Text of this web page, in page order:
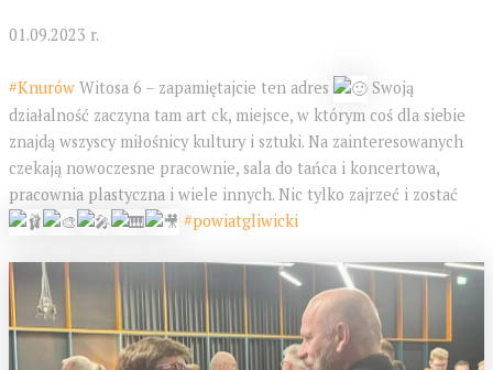
01.09.2023 r.
#KnurówWitosa 6 – zapamiętajcie ten adres
Swoją
działalność zaczyna tam art ck, miejsce, w którym coś dla siebie
znajdą wszyscy miłośnicy kultury i sztuki. Na zainteresowanych
czekają nowoczesne pracownie, sala do tańca i koncertowa,
pracownia plastyczna i wiele innych. Nic tylko zajrzeć i zostać
#powiatgliwicki